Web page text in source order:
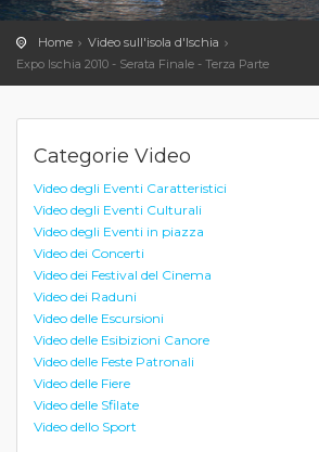
Home
Video sull'isola d'Ischia
Expo Ischia 2010 - Serata Finale - Terza Parte
Categorie Video
Video degli Eventi Caratteristici
Video degli Eventi Culturali
Video degli Eventi in piazza
Video dei Concerti
Video dei Festival del Cinema
Video dei Raduni
Video delle Escursioni
Video delle Esibizioni Canore
Video delle Feste Patronali
Video delle Fiere
Video delle Sfilate
Video dello Sport